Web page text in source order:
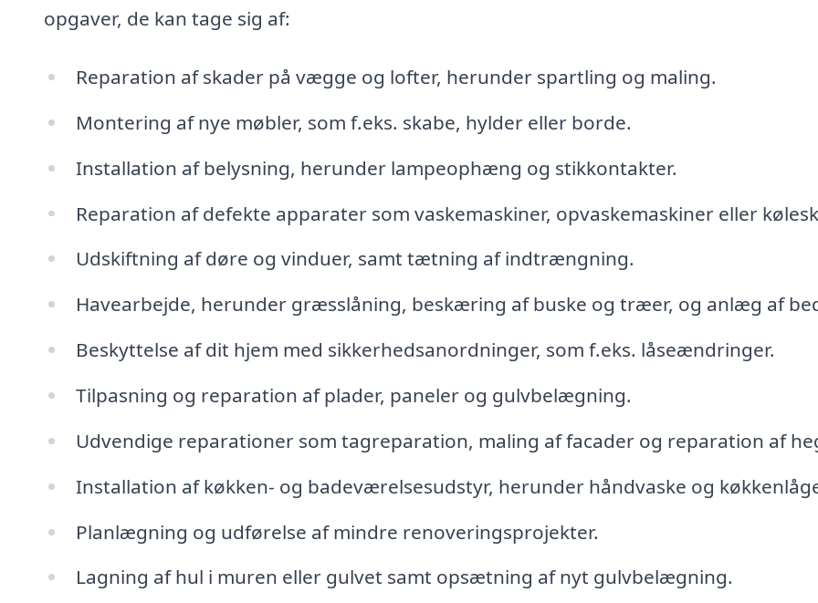
opgaver, de kan tage sig af:
Reparation af skader på vægge og lofter, herunder spartling og maling.
Montering af nye møbler, som f.eks. skabe, hylder eller borde.
Installation af belysning, herunder lampeophæng og stikkontakter.
Reparation af defekte apparater som vaskemaskiner, opvaskemaskiner eller
Udskiftning af døre og vinduer, samt tætning af indtrængning.
Havearbejde, herunder græsslåning, beskæring af buske og træer, og anlæg af
Beskyttelse af dit hjem med sikkerhedsanordninger, som f.eks. låseændringer.
Tilpasning og reparation af plader, paneler og gulvbelægning.
Udvendige reparationer som tagreparation, maling af facader og reparation af
Installation af køkken- og badeværelsesudstyr, herunder håndvaske og
Planlægning og udførelse af mindre renoveringsprojekter.
Lagning af hul i muren eller gulvet samt opsætning af nyt gulvbelægning.